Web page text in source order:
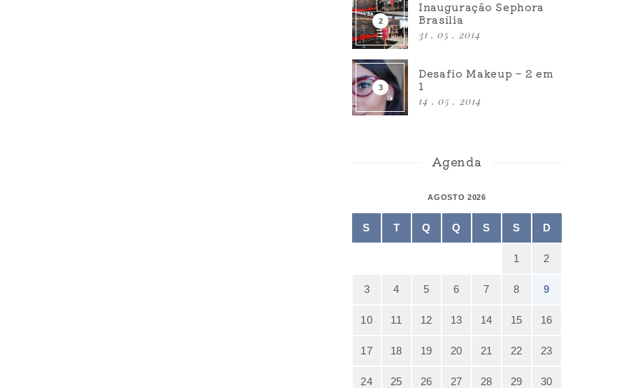
Inauguração Sephora
Brasília
31 . 05 . 2014
Desafio Makeup – 2 em
1
14 . 05 . 2014
Agenda
AGOSTO 2026
S T Q Q S S D
1 2
3 4 5 6 7 8 9
10 11 12 13 14 15 16
17 18 19 20 21 22 23
24 25 26 27 28 29 30